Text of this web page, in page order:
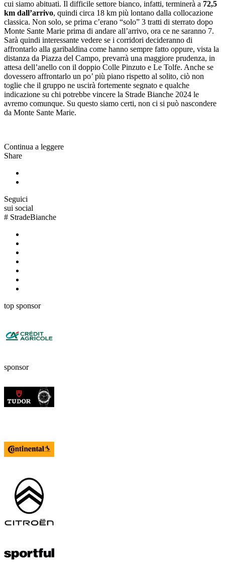
cui siamo abituati. Il difficile settore bianco, infatti, terminerà a 72,5
km dall’arrivo, quindi circa 18 km più lontano dalla collocazione
classica. Non solo, se prima c’erano “solo” 3 tratti di sterrato dopo
Monte Sante Marie prima di andare all’arrivo, ora ce ne saranno 7.
Sarà quindi interessante vedere se i corridori decideranno di
affrontarlo alla garibaldina come hanno sempre fatto oppure, vista la
distanza da Piazza del Campo, prevarrà una maggiore prudenza, in
attesa dell’anello con il doppio Colle Pinzuto e Le Tolfe. Anche se
dovessero affrontarlo un po’ più piano rispetto al solito, ciò non
toglie che il gruppo ne uscirà fortemente segnato e qualche
indicazione su chi potrebbe vincere la Strade Bianche 2024 le
avremo comunque. Su questo siamo certi, non ci si può nascondere
da Monte Sante Marie.
Continua a leggere
Share
Seguici
sui social
# StradeBianche
top sponsor
sponsor